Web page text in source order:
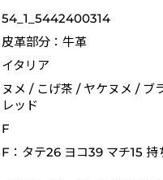
54_1_5442400314
皮革部分：牛革
イタリア
ヌメ / こげ茶 / ヤケヌメ / ブ
レッド
F
F：タテ26 ヨコ39 マチ15 持